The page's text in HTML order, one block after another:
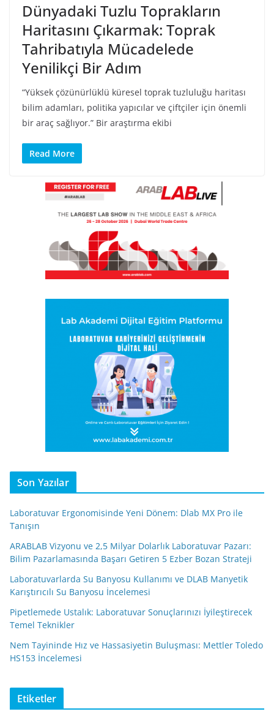
Dünyadaki Tuzlu Toprakların
Haritasını Çıkarmak: Toprak
Tahribatıyla Mücadelede
Yenilikçi Bir Adım
“Yüksek çözünürlüklü küresel toprak tuzluluğu haritası
bilim adamları, politika yapıcılar ve çiftçiler için önemli
bir araç sağlıyor.” Bir araştırma ekibi
Read More
Son Yazılar
Laboratuvar Ergonomisinde Yeni Dönem: Dlab MX Pro ile
Tanışın
ARABLAB Vizyonu ve 2,5 Milyar Dolarlık Laboratuvar Pazarı:
Bilim Pazarlamasında Başarı Getiren 5 Ezber Bozan Strateji
Laboratuvarlarda Su Banyosu Kullanımı ve DLAB Manyetik
Karıştırıcılı Su Banyosu İncelemesi
Pipetlemede Ustalık: Laboratuvar Sonuçlarınızı İyileştirecek
Temel Teknikler
Nem Tayininde Hız ve Hassasiyetin Buluşması: Mettler Toledo
HS153 İncelemesi
Etiketler